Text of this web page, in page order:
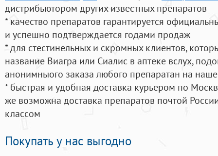
дистрибьютором других известных препаратов
* качество препаратов гарантируется
и успешно подтверждается годами продаж
* для стестинельных и скромных клиентов,
название Виагра или Сиалис в аптеке вслух,
анонимныого заказа любого препаратан на
* быстрая и удобная доставка курьером по
же возможна доставка препаратов почтой
классом
Покупать у нас выгодно